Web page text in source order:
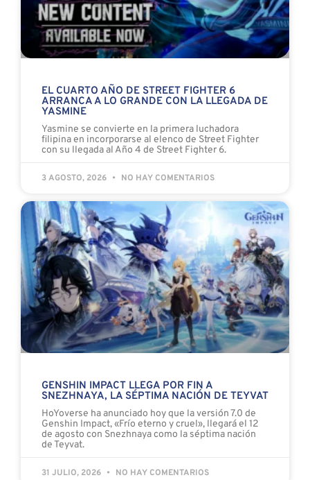
EL CUARTO AÑO DE STREET FIGHTER 6
ARRANCA A LO GRANDE CON LA LLEGADA DE
YASMINE
Yasmine se convierte en la primera luchadora
filipina en incorporarse al elenco de Street Fighter
con su llegada al Año 4 de Street Fighter 6.
3 AGOSTO, 2026 NO HAY COMENTARIOS
GENSHIN IMPACT LLEGA POR FIN A
SNEZHNAYA, LA SÉPTIMA NACIÓN DE TEYVAT
HoYoverse ha anunciado hoy que la versión 7.0 de
Genshin Impact, «Frío eterno y cruel», llegará el 12
de agosto con Snezhnaya como la séptima nación
de Teyvat.
31 JULIO, 2026 NO HAY COMENTARIOS